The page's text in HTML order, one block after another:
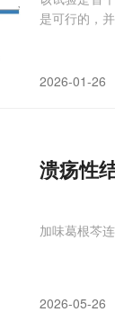
是可行的，
2026-01-26
溃疡性
加味葛根芩
2026-05-26